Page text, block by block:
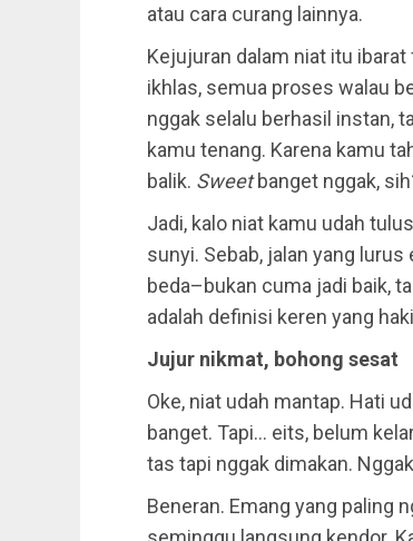
atau cara curang lainnya.
Kejujuran dalam niat itu
ikhlas, semua proses walau
nggak selalu berhasil instan,
kamu tenang. Karena kamu
balik. Sweetbanget nggak,
Jadi, kalo niat kamu udah
sunyi. Sebab, jalan yang
beda–bukan cuma jadi baik,
adalah definisi keren yang
Jujur nikmat, bohong sesat
Oke, niat udah mantap. Hati
banget. Tapi… eits, belum
tas tapi nggak dimakan.
Beneran. Emang yang paling